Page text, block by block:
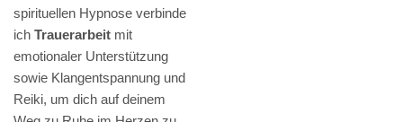
spirituellen Hypnose verbinde
ich Trauerarbeit mit
emotionaler Unterstützung
sowie Klangentspannung und
Reiki, um dich auf deinem